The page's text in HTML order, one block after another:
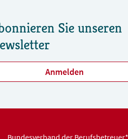
Sie unseren
Anmelden
Bundesverband der